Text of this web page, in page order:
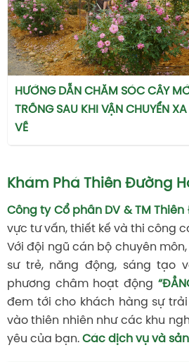
HƯỚNG DẪN CHĂM SÓC CÂY
TRỒNG SAU KHI VẬN CHUYỂN XA
VỀ
Khám Phá Thiên Đường
Công ty Cổ phần DV & TM
vực tư vấn, thiết kế và thi công
Với đội ngũ cán bộ chuyên
sư trẻ, năng động, sáng tạo
phương châm hoạt động
đem tới cho khách hàng sự
vào thiên nhiên như các khu
yêu của bạn. Các dịch vụ và